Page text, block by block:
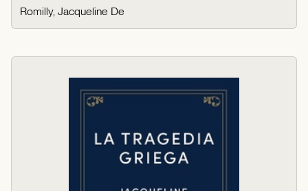
Romilly, Jacqueline De